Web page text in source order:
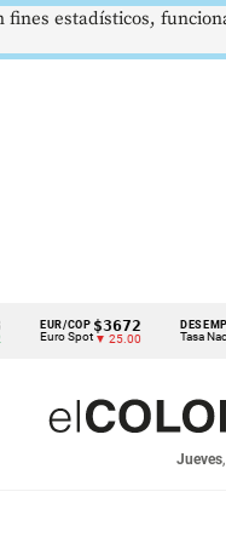
EUR/COP
Euro Spot
$3672
▼ 25.00
DESEMPLEO
Tasa Nacional
Jueves
estadísticos,